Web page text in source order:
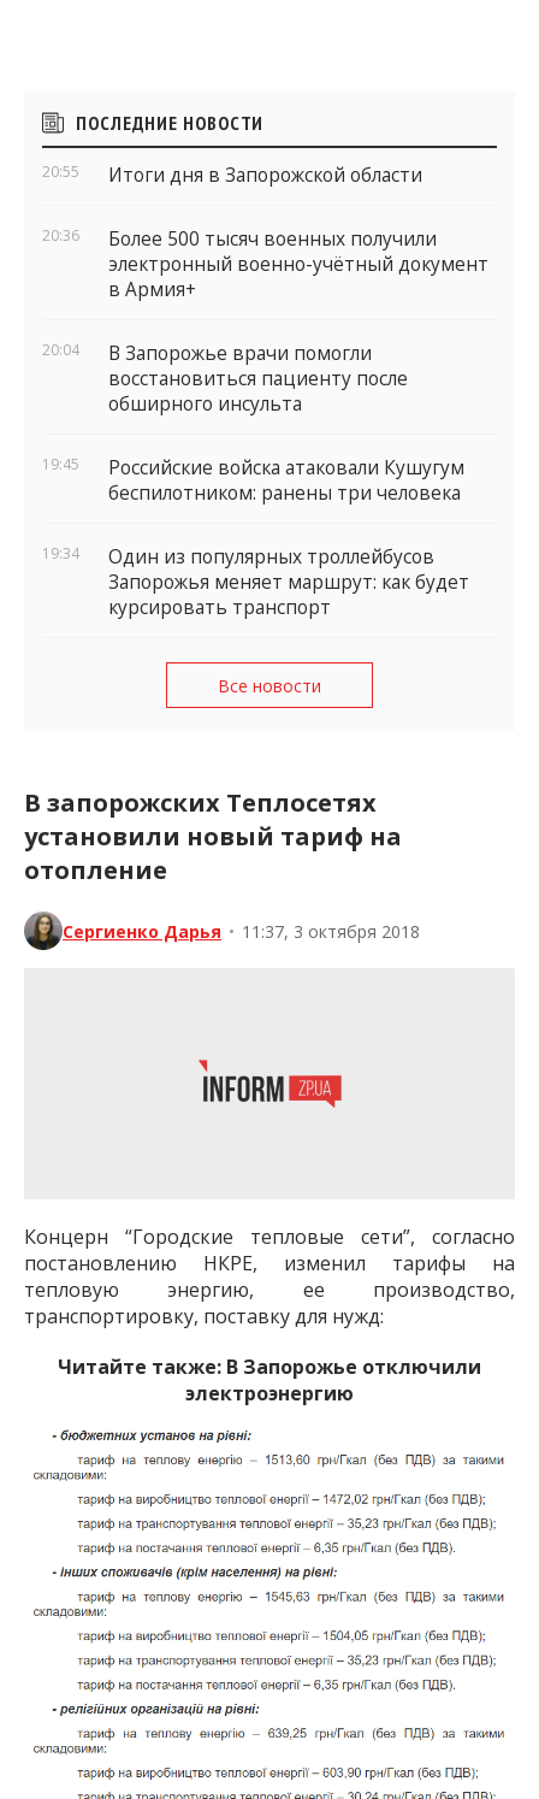
Боковые
виджеты
ПОСЛЕДНИЕ НОВОСТИ
20:55 Итоги дня в Запорожской области
20:36
Более 500 тысяч военных получили
электронный военно-учётный документ
в Армия+
20:04
В Запорожье врачи помогли
восстановиться пациенту после
обширного инсульта
19:45
Российские войска атаковали Кушугум
беспилотником: ранены три человека
19:34
Один из популярных троллейбусов
Запорожья меняет маршрут: как будет
курсировать транспорт
Все новости
В запорожских Теплосетях
установили новый тариф на
отопление
Сергиенко Дарья • 11:37, 3 октября 2018
Концерн “Городские тепловые сети”, согласно
постановлению НКРЕ, изменил тарифы на
тепловую энергию, ее производство,
транспортировку, поставку для нужд:
Читайте также: В Запорожье отключили
электроэнергию